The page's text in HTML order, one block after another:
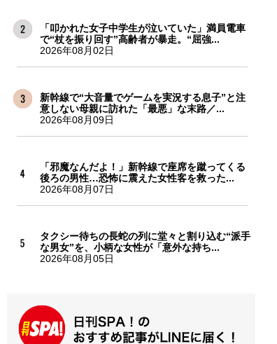
「叩かれた女子中学生が泣いていた」満員電車
で“杖を振り回す”高齢者が暴走。“屈強...
2026年08月02日
新幹線で“大音量でゲームを実況する息子”と注
意しない母親に訪れた「最悪」な末路／...
2026年08月09日
「邪魔なんだよ！」新幹線で座席を蹴ってくる
後ろの男性…恐怖に震えた女性客を救った...
2026年08月07日
タクシー待ちの長蛇の列に堂々と割り込む“派手
な男女”を、小柄な女性が「意外な持ち...
2026年08月05日